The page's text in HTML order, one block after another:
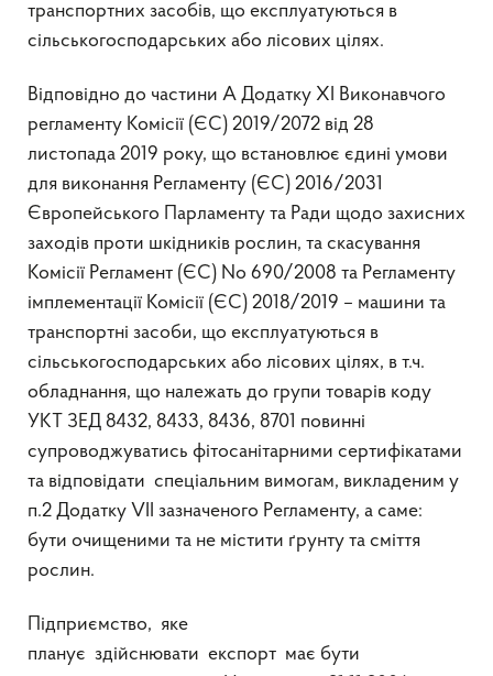
транспортних засобів, що експлуатуються в
сільськогосподарських або лісових цілях.
Відповідно до частини А Додатку ХІ Виконавчого
регламенту Комісії (ЄС) 2019/2072 від 28
листопада 2019 року, що встановлює єдині умови
для виконання Регламенту (ЄС) 2016/2031
Європейського Парламенту та Ради щодо захисних
заходів проти шкідників рослин, та скасування
Комісії Регламент (ЄС) No 690/2008 та Регламенту
імплементації Комісії (ЄС) 2018/2019 – машини та
транспортні засоби, що експлуатуються в
сільськогосподарських або лісових цілях, в т.ч.
обладнання, що належать до групи товарів коду
УКТ ЗЕД 8432, 8433, 8436, 8701 повинні
супроводжуватись фітосанітарними сертифікатами
та відповідати спеціальним вимогам, викладеним у
п.2 Додатку VII зазначеного Регламенту, а саме:
бути очищеними та не містити ґрунту та сміття
рослин.
Підприємство, яке
планує здійснювати експорт має бути